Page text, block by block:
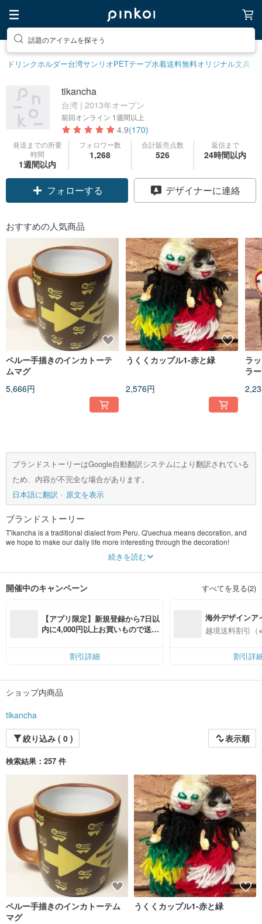
話題のアイテムを探そう
ドリンクホルダー台湾サンリオPETテープ水着送料無料オリジナル文具
tikancha
台湾 | 2013年オープン
前回オンライン 1週間以上
4.9(170)
発送までの所要
時間
1週間以内
フォロワー数
1,268
合計販売点数
526
返信まで
24時間以内
フォローする デザイナーに連絡
おすすめの人気商品
ペルー手描きのインカトーテ
ムマグ
5,666円
うくくカップル1-赤と緑
2,576円
ラ
ラー
ブランドストーリーはGoogle自動翻訳システムにより翻訳されている
ため、内容が不完全な場合があります。
日本語に翻訳
原文を表示
ブランドストーリー
T'ikancha is a traditional dialect from Peru. Q'uechua means decoration, and
we hope to make our daily life more interesting through the decoration!
City We hope that the establishment of the brand allows everyone to see more
Company Overview
The uniqueness of our products comes from the Inca civilizations and the
fusion of native arts
checkers, complex geometric designs such as zigzag and Inca crosses, and
iconic representations of humans and animals. Many symbols contain sacred
The uniqueness of our products comes from the Inca civilizations and the
fusion of native arts
Incan's pottery, textiles, jewelery and sculptures include simple stripes and
checkers, complex geometric designs such as zigzag and Inca crosses, and
iconic representations of humans and animals. Many symbols contain sacred
meaning and have been used in the mountains and plains of the Andes for
hundreds of years.
Our logos are based on the famous Peruvian La piedra de los 12 angulos
meaning a stone with 12 horns, an incandescent style, without overuse or
decorative sculptures, to get the most out of simple forms, We want to express
the meaning of life is consistent, hope that people can taste through the simple
taste of life taste!
As well as the el gallito de las rocas meaning cock rock, the most beautiful bird
in Peru, bright red feathers and black in sharp contrast, people appreciate it a
little difficult, a combination of the two achievements T'ikancha s brand.
General Information
The brand was founded by a boy from Cuzco, Peru, and a girl from Taiwan. He
hopes to see different artistic expressions through cultural exchanges and
cultural exchange of traditional arts. All the commodities we run Is one hundred
percent made in Peru. It is produced by families of Cubisco boys. We hope that
続きを読む
開催中のキャンペーン すべてを見る(2)
【アプリ限定】新規登録から7日以
内に4,000円以上お買いもので送料
割引詳細
海外デザインア
入
越境送料割引（
割引詳
ショップ内商品
tikancha
絞り込み ( 0 )
表示順
検索結果：257 件
ペルー手描きのインカトーテム
マグ
うくくカップル1-赤と緑